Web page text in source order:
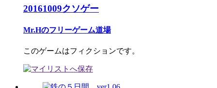
20161009クソゲー
Mr.Hのフリーゲーム道場
このゲームはフィクションです。